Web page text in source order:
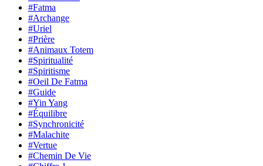
#Fatma
#Archange
#Uriel
#Prière
#Animaux Totem
#Spiritualité
#Spiritisme
#Oeil De Fatma
#Guide
#Yin Yang
#Équilibre
#Synchronicité
#Malachite
#Vertue
#Chemin De Vie